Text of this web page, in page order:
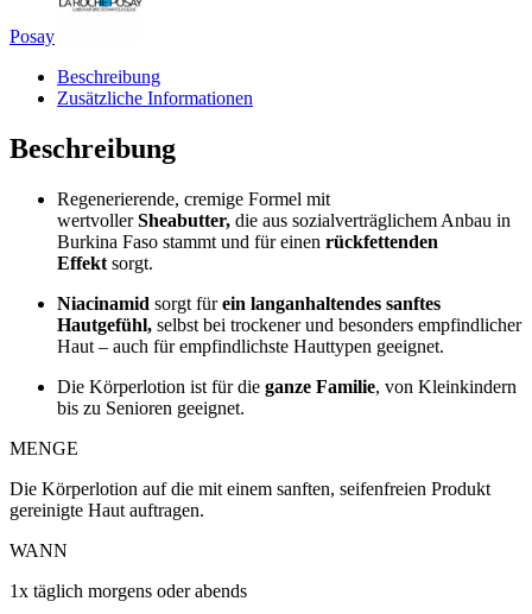
Posay
Beschreibung
Zusätzliche Informationen
Beschreibung
Regenerierende, cremige Formel mit
wertvollerSheabutter, die aus sozialverträglichem Anbau in
Burkina Faso stammt und für einen rückfettenden
Effekt sorgt.
Niacinamid sorgt fürein langanhaltendes sanftes
Hautgefühl, selbst bei trockener und besonders empfindlicher
Haut – auch für empfindlichste Hauttypen geeignet.
Die Körperlotion ist für die ganze Familie, von Kleinkindern
bis zu Senioren geeignet.
MENGE
Die Körperlotion auf die mit einem sanften, seifenfreien Produkt
gereinigte Haut auftragen.
WANN
1x täglich morgens oder abends